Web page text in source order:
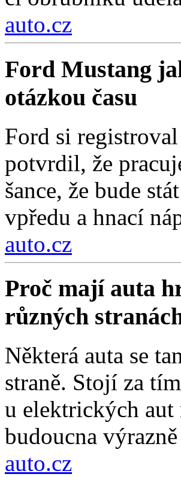
auto.cz
Ford Mustang
otázkou času
Ford si
potvrdil, že
šance, že bude
vpředu a hnací
auto.cz
Proč mají auta
různých
Některá auta se
straně. Stojí za
u elektrických aut
budoucna
auto.cz